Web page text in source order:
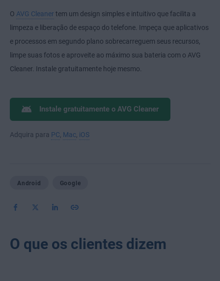
O AVG Cleaner tem um design simples e intuitivo que facilita a
limpeza e liberação de espaço do telefone. Impeça que aplicativos
e processos em segundo plano sobrecarreguem seus recursos,
limpe suas fotos e aproveite ao máximo sua bateria com o AVG
Cleaner. Instale gratuitamente hoje mesmo.
Instale gratuitamente o AVG Cleaner
Adquira para PC, Mac, iOS
Android Google
O que os clientes dizem